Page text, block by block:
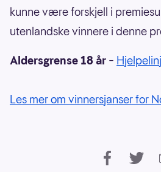
kunne være forskjell i
utenlandske vinnere i denne
Aldersgrense 18 år –
Les mer om vinnersjanser for